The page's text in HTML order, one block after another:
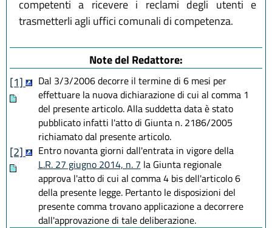
competenti a ricevere i reclami degli utenti e
trasmetterli agli uffici comunali di competenza.
Note del Redattore:
[1]
Dal 3/3/2006 decorre il termine di 6 mesi per
effettuare la nuova dichiarazione di cui al comma 1
del presente articolo. Alla suddetta data è stato
pubblicato infatti l'atto di Giunta n. 2186/2005
richiamato dal presente articolo.
[2]
Entro novanta giorni dall'entrata in vigore della
L.R. 27 giugno 2014, n. 7 la Giunta regionale
approva l'atto di cui al comma 4 bis dell'articolo 6
della presente legge. Pertanto le disposizioni del
presente comma trovano applicazione a decorrere
dall'approvazione di tale deliberazione.